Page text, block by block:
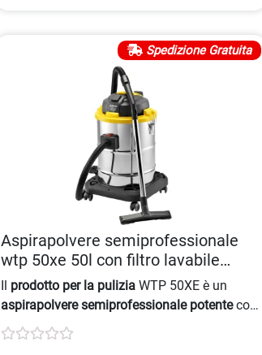
Spedizione Gratuita
Aspirapolvere semiprofessionale
wtp 50xe 50l con filtro lavabile
8013298067619
Il prodotto per la pulizia WTP 50XE è un
aspirapolvere semiprofessionale potentecon
filtro lavabile e motore silenziato. Dotato di
fusto in acciaio inox e presa per